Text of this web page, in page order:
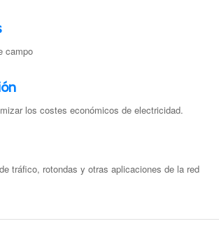
campo
los costes económicos de electricidad.
tráfico, rotondas y otras aplicaciones de la red